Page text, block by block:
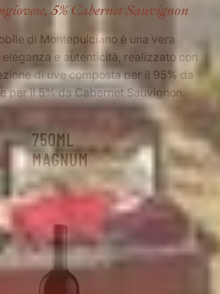
5% Cabernet Sauvignon
di Montepulciano è una vera
e autenticità, realizzato con
di uve composta per il 95% da
per il 5% da Cabernet Sauvignon.
750ML
MAGNUM